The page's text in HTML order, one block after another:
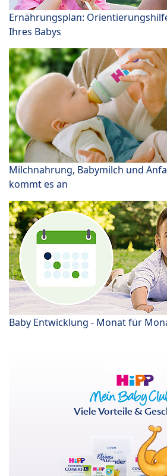
Ernährungsplan:
Ihres Babys
Milchnahrung, Babymilch und
kommt es an
Baby Entwicklung - Monat für
Viele Vorteile &